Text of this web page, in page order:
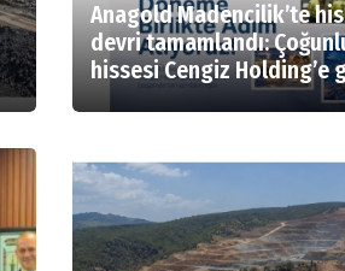
Anagold Madencilik’te
devri tamamlandı:
hissesi Cengiz Holding’e